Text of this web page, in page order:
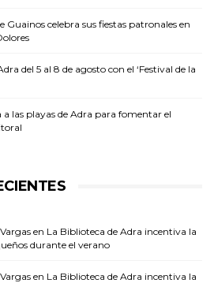
Guainos celebra sus fiestas patronales en
del 5 al 8 de agosto con el ‘Festival de la
a las playas de Adra para fomentar el
en La Biblioteca de Adra incentiva la
durante el verano
en La Biblioteca de Adra incentiva la